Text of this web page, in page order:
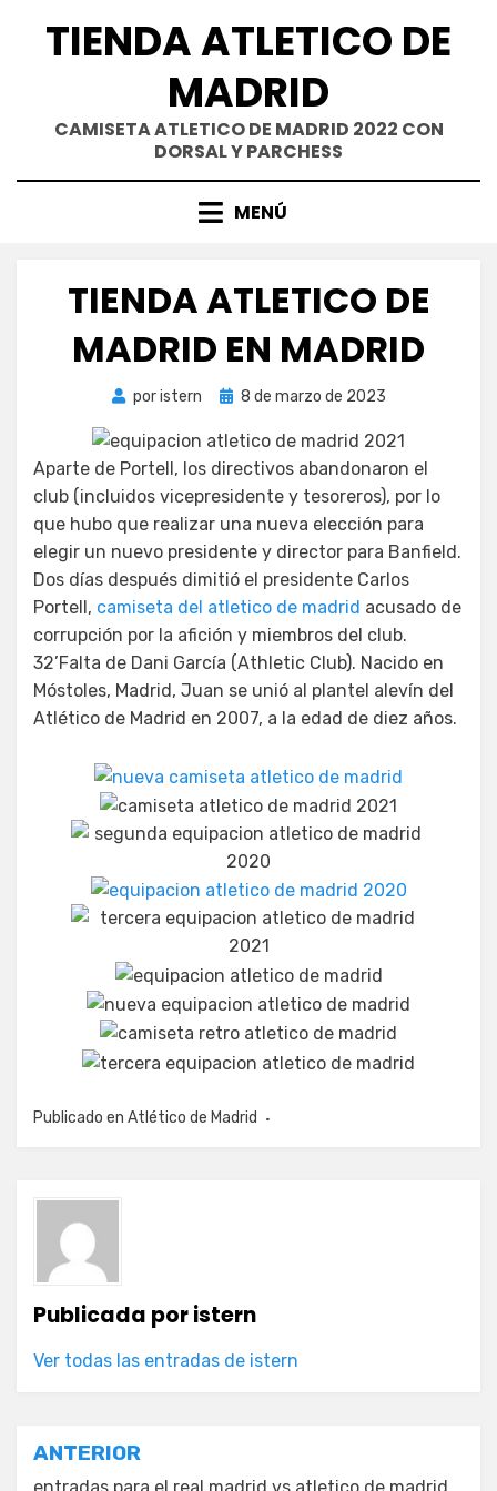
TIENDA ATLETICO DE
MADRID
CAMISETA ATLETICO DE MADRID 2022 CON
DORSAL Y PARCHESS
MENÚ
TIENDA ATLETICO DE
MADRID EN MADRID
poristern
Publicada
8 de marzo de 2023
Aparte de Portell, los directivos abandonaron el
club (incluidos vicepresidente y tesoreros), por lo
que hubo que realizar una nueva elección para
elegir un nuevo presidente y director para Banfield.
Dos días después dimitió el presidente Carlos
Portell, camiseta del atletico de madrid acusado de
corrupción por la afición y miembros del club.
32’Falta de Dani García (Athletic Club). Nacido en
Móstoles, Madrid, Juan se unió al plantel alevín del
Atlético de Madrid en 2007, a la edad de diez años.
Publicado en Atlético de Madrid
Publicada poristern
Ver todas las entradas de istern
Navegación
ANTERIOR